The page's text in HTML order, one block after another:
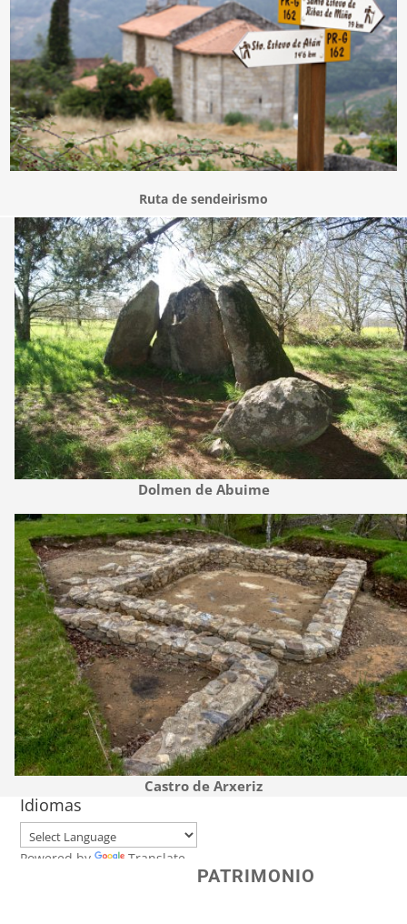
Ruta de sendeirismo
Dolmen de Abuime
Castro de Arxeriz
Idiomas
Powered by Translate
PATRIMONIO